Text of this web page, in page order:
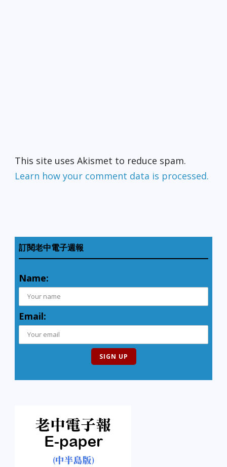
This site uses Akismet to reduce spam.
Learn how your comment data is processed.
訂閱老中電子週報
Name:
Email: